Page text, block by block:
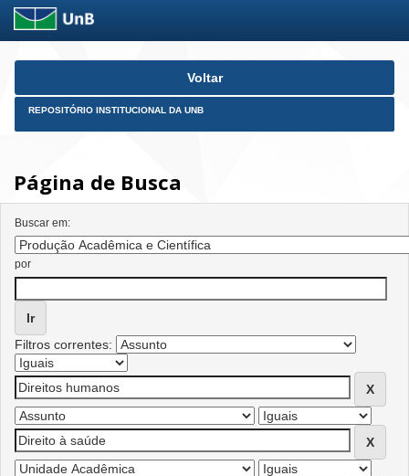
Skip
Voltar
REPOSITÓRIO INSTITUCIONAL DA UNB
Página de Busca
Buscar em:
por
Filtros correntes: